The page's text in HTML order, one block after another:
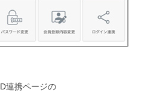
連携ページの